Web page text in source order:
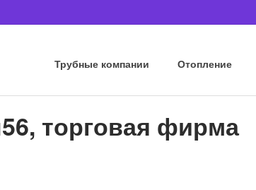
Трубные компании Отопление
торговая фирма